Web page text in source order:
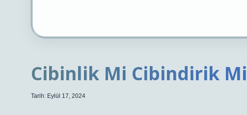
Cibinlik Mi Cibindirik Mi
Tarih: Eylül 17, 2024